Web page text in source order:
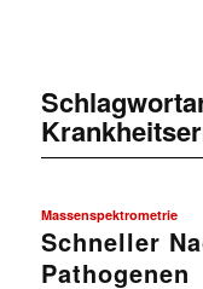
Massenspektrometrie
Schneller
Pathogenen